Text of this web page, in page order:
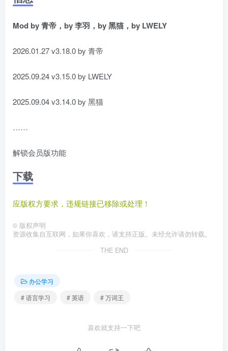
Mod by 青帝，by 李羽，by 黑猫，by LWELY
2026.01.27 v3.18.0 by 青帝
2025.09.24 v3.15.0 by LWELY
2025.09.04 v3.14.0 by 黑猫
……
解锁会员版功能
下载
应版权方要求，违规链接已移除或处理！
© 版权声明
资源收集自互联网，如果你喜欢，请支持正版。未经允许请勿转载。
THE END
办公学习
# 语言学习
# 英语 # 万词王
喜欢就支持一下吧